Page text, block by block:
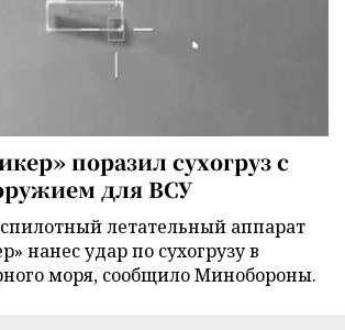
поразил сухогруз с
для ВСУ
летательный аппарат
нанес удар по сухогрузу в
моря, сообщило Минобороны.